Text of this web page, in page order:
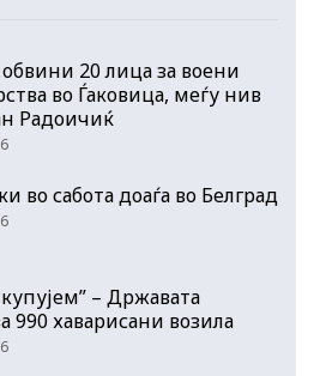
20 лица за воени
во Ѓаковица, меѓу нив
Радоичиќ
во сабота доаѓа во Белград
– Државата
990 хаварисани возила